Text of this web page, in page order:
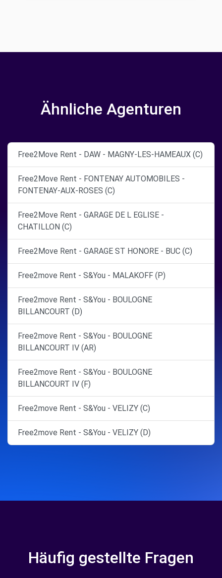
Ähnliche Agenturen
Free2Move Rent - DAW - MAGNY-LES-HAMEAUX (C)
Free2Move Rent - FONTENAY AUTOMOBILES -
FONTENAY-AUX-ROSES (C)
Free2Move Rent - GARAGE DE L EGLISE -
CHATILLON (C)
Free2Move Rent - GARAGE ST HONORE - BUC (C)
Free2move Rent - S&You - MALAKOFF (P)
Free2move Rent - S&You - BOULOGNE
BILLANCOURT (D)
Free2move Rent - S&You - BOULOGNE
BILLANCOURT IV (AR)
Free2move Rent - S&You - BOULOGNE
BILLANCOURT IV (F)
Free2move Rent - S&You - VELIZY (C)
Free2move Rent - S&You - VELIZY (D)
Häufig gestellte Fragen